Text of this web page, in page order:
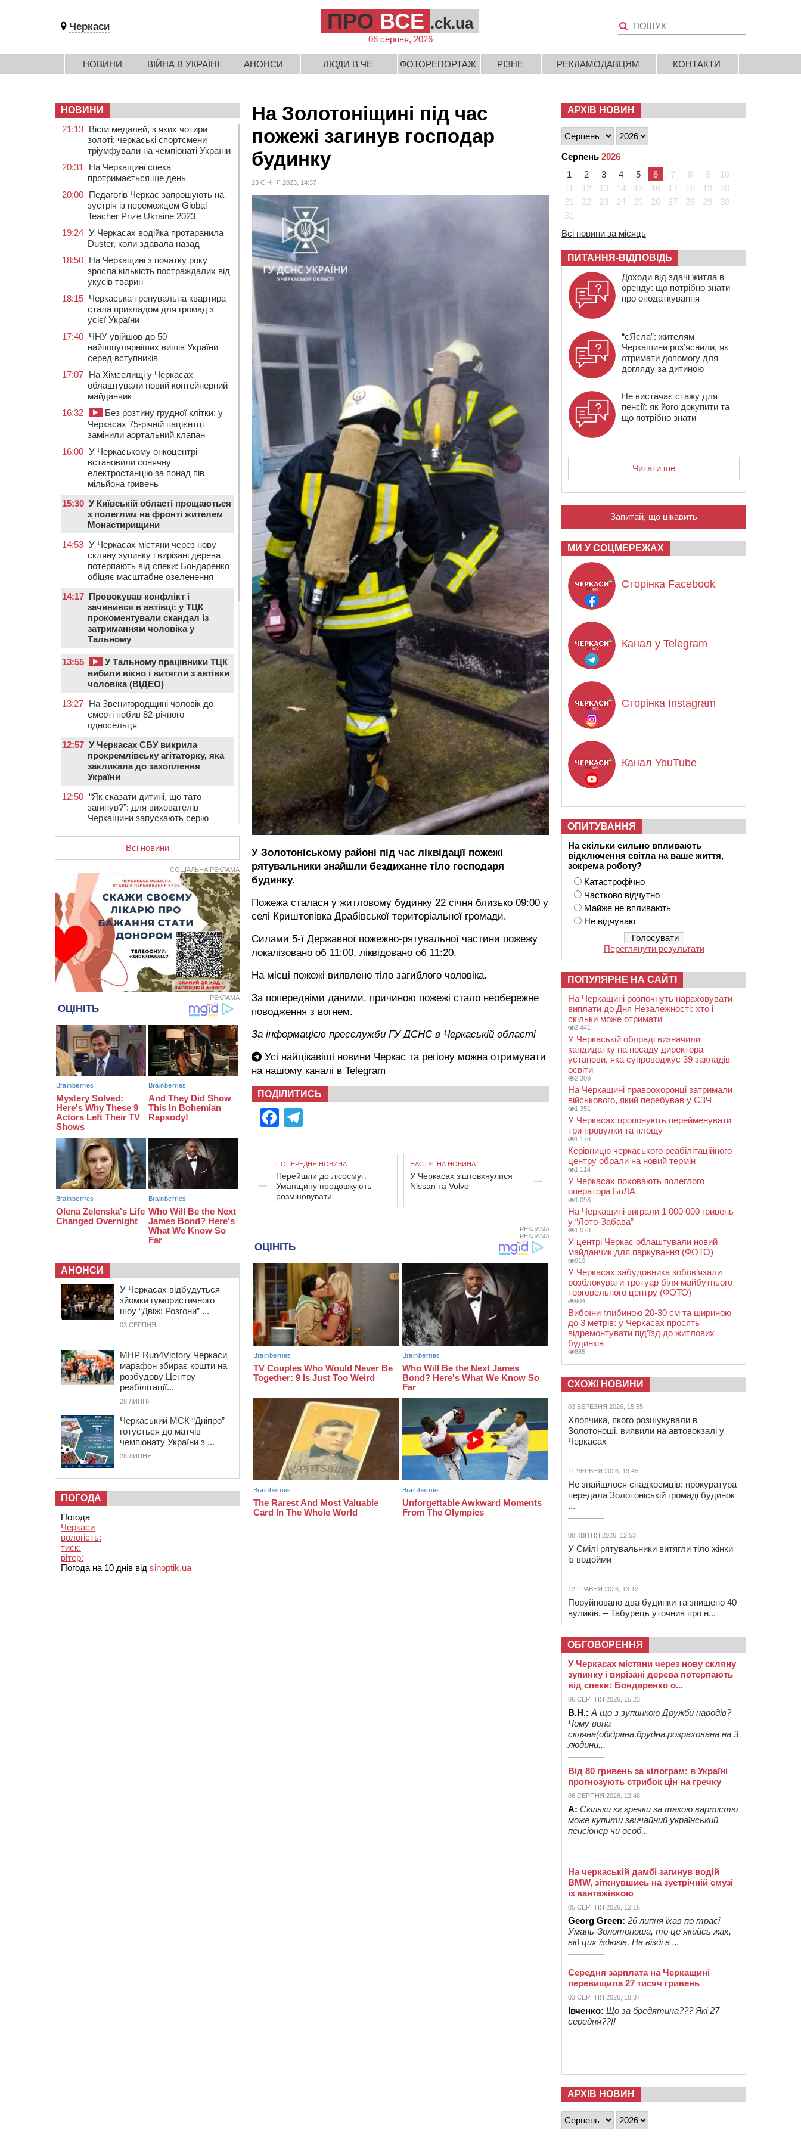
Черкаси ПРО ВСЕ .ck.ua
06 серпня, 2026
НОВИНИ ВІЙНА В УКРАЇНІ АНОНСИ ЛЮДИ В ЧЕ ФОТОРЕПОРТАЖ РІЗНЕ РЕКЛАМОДАВЦЯМ КОНТАКТИ
На Золотоніщині під час
пожежі загинув господар
будинку
23 СІЧНЯ 2023, 14:37
У Золотоніському районі під час ліквідації пожежі
рятувальники знайшли бездиханне тіло господаря
будинку.
Пожежа сталася у житловому будинку 22 січня близько 09:00 у
селі Криштопівка Драбівської територіальної громади.
Силами 5-ї Державної пожежно-рятувальної частини пожежу
локалізовано об 11:00, ліквідовано об 11:20.
На місці пожежі виявлено тіло загиблого чоловіка.
За попередніми даними, причиною пожежі стало необережне
поводження з вогнем.
За інформацією пресслужби ГУ ДСНС в Черкаській області
Усі найцікавіші новини Черкас та регіону можна отримувати
на нашому каналі в Telegram
ПОДІЛИТИСЬ
Facebook
ПОПЕРЕДНЯ НОВИНА
Перейшли до лісосмуг:
Уманщину продовжують
розміновувати
НАСТУПНА НОВИНА
У Черкасах зіштовхнулися
Nissan та Volvo
РЕКЛАМА
РЕКЛАМА
НОВИНИ
21:13 Вісім медалей, з яких чотири
золоті: черкаські спортсмени
тріумфували на чемпіонаті України
20:31
На Черкащині спека
протримається ще день
20:00 Педагогів Черкас запрошують на
зустріч із переможцем Global
Teacher Prize Ukraine 2023
19:24 У Черкасах водійка протаранила
Duster, коли здавала назад
18:50 На Черкащині з початку року
зросла кількість постраждалих від
укусів тварин
18:15 Черкаська тренувальна квартира
стала прикладом для громад з
усієї України
17:40 ЧНУ увійшов до 50
найпопулярніших вишів України
серед вступників
17:07 На Хімселищі у Черкасах
облаштували новий контейнерний
майданчик
16:32
Без розтину грудної клітки: у
Черкасах 75-річній пацієнтці
замінили аортальний клапан
16:00 У Черкаському онкоцентрі
встановили сонячну
електростанцію за понад пів
мільйона гривень
15:30 У Київській області прощаються
з полеглим на фронті жителем
Монастирищини
14:53 У Черкасах містяни через нову
скляну зупинку і вирізані дерева
потерпають від спеки: Бондаренко
обіцяє масштабне озеленення
14:17 Провокував конфлікт і
зачинився в автівці: у ТЦК
прокоментували скандал із
затриманням чоловіка у
Тальному
13:55
У Тальному працівники ТЦК
вибили вікно і витягли з автівки
чоловіка (ВІДЕО)
13:27 На Звенигородщині чоловік до
смерті побив 82-річного
односельця
12:57 У Черкасах СБУ викрила
прокремлівську агітаторку, яка
закликала до захоплення
України
12:50 “Як сказати дитині, що тато
загинув?”: для вихователів
Черкащини запускають серію
На Золотоніщині вже десяту
добу гасять пожежу торфу
11:35
Від 80 гривень за кілограм: в
Україні прогнозують стрибок цін на
гречку
10:56
Захисника зі Звенигородщини,
який обороняв Авдіївку,
нагородили “Комбатантським
хрестом”
10:10
На Черкащині п’яний мотоцикліст
зіткнувся з мопедом: двоє людей у
лікарні
09:42 Ветерани МСК “Дніпро” вибороли
бронзу чемпіонату України
08:57 На Уманщині підрядника
зобов’язали сплатити понад 670
тис грн штрафу за незаконні зміни
до договору
директора Мокрокалигірського
психоневрологічного інтернату
07:23 Уманські міграційники видворили з
термін у колонії
Всі новини
СОЦІАЛЬНА РЕКЛАМА
РЕКЛАМА
АНОНСИ
У Черкасах відбудуться
зйомки гумористичного
шоу “Двіж: Розгони” ...
03 СЕРПНЯ
MHP Run4Victory Черкаси
марафон збирає кошти на
розбудову Центру
реабілітації...
28 ЛИПНЯ
Черкаський МСК “Дніпро”
готується до матчів
чемпіонату України з ...
28 ЛИПНЯ
ПОГОДА
Погода
Черкаси
вологість:
тиск:
вітер:
Погода на 10 днів від sinoptik.ua
АРХІВ НОВИН
Серпень 2026
1
2 3 4 5 6 7 8 9
10
11
12 13 14 15 16 17 18 19
20
21
22 23 24 25 26 27 28 29
30
31
Всі новини за місяць
ПИТАННЯ-ВІДПОВІДЬ
Доходи від здачі житла в
оренду: що потрібно знати
про оподаткування
“єЯсла”: жителям
Черкащини роз’яснили, як
отримати допомогу для
догляду за дитиною
Не вистачає стажу для
пенсії: як його докупити та
що потрібно знати
Читати ще
Запитай, що цікавить
МИ У СОЦМЕРЕЖАХ
Сторінка Facebook
Канал у Telegram
Сторінка Instagram
Канал YouTube
ОПИТУВАННЯ
На скільки сильно впливають
відключення світла на ваше життя,
зокрема роботу?
Катастрофічно
Частково відчутно
Майже не впливають
Не відчуваю
Переглянути результати
ПОПУЛЯРНЕ НА САЙТІ
На Черкащині розпочнуть нараховувати
виплати до Дня Незалежності: хто і
скільки може отримати
2 441
У Черкаській облраді визначили
кандидатку на посаду директора
установи, яка супроводжує 39 закладів
освіти
2 309
На Черкащині правоохоронці затримали
військового, який перебував у СЗЧ
1 351
У Черкасах пропонують перейменувати
три провулки та площу
1 178
Керівницю черкаського реабілітаційного
центру обрали на новий термін
1 114
У Черкасах поховають полеглого
оператора БпЛА
1 098
На Черкащині виграли 1 000 000 гривень
у “Лото-Забава”
1 078
У центрі Черкас облаштували новий
майданчик для паркування (ФОТО)
910
У Черкасах забудовника зобов’язали
розблокувати тротуар біля майбутнього
торговельного центру (ФОТО)
904
Вибоїни глибиною 20-30 см та шириною
до 3 метрів: у Черкасах просять
відремонтувати під’їзд до житлових
будинків
885
СХОЖІ НОВИНИ
03 БЕРЕЗНЯ 2026, 15:55
Хлопчика, якого розшукували в
Золотоноші, виявили на автовокзалі у
Черкасах
11 ЧЕРВНЯ 2026, 19:45
Не знайшлося спадкоємців: прокуратура
передала Золотоніській громаді будинок
...
08 КВІТНЯ 2026, 12:53
У Смілі рятувальники витягли тіло жінки
із водойми
12 ТРАВНЯ 2026, 13:12
Поруйновано два будинки та знищено 40
вуликів, – Табурець уточнив про н...
ОБГОВОРЕННЯ
У Черкасах містяни через нову скляну
зупинку і вирізані дерева потерпають
від спеки: Бондаренко о...
06 СЕРПНЯ 2026, 15:23
В.Н.: А що з зупинкою Дружби народів?
Чому вона
скляна(обідрана,брудна,розрахована на 3
людини...
Від 80 гривень за кілограм: в Україні
прогнозують стрибок цін на гречку
06 СЕРПНЯ 2026, 12:48
А: Скільки кг гречки за такою вартістю
може купити звичайний український
пенсіонер чи особ...
На черкаській дамбі загинув водій
BMW, зіткнувшись на зустрічній смузі
із вантажівкою
05 СЕРПНЯ 2026, 12:16
Georg Green: 26 липня їхав по трасі
Умань-Золотоноша, то це якийсь жах,
від цих їздюків. На вїзді в ...
Середня зарплата на Черкащині
перевищила 27 тисяч гривень
03 СЕРПНЯ 2026, 18:37
Івченко: Що за бредятина??? Які 27
середня??!!
АРХІВ НОВИН